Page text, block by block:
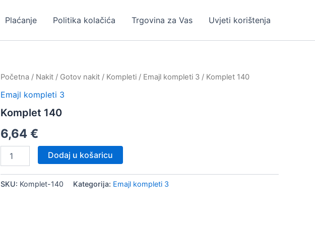
Plaćanje Politika kolačića Trgovina za Vas Uvjeti korištenja
Početna / Nakit / Gotov nakit / Kompleti / Emajl kompleti 3 / Komplet 140
Emajl kompleti 3
Komplet 140
6,64 €
140
Dodaj u košaricu
SKU: Komplet-140 Kategorija: Emajl kompleti 3